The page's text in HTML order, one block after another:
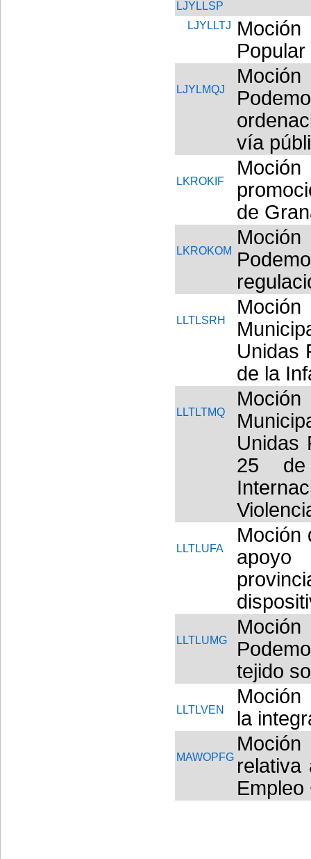
LJYLLSP
LJYLLTJ
LJYLMQJ
vía
LKROKIF
de
LKROKOM
LLTLSRH
Unidas
de la
LLTLTMQ
Unidas
25 de
LLTLUFA
Moción
LLTLUMG
tejido
LLTLVEN
la
MAWOPFG relativa
Empleo